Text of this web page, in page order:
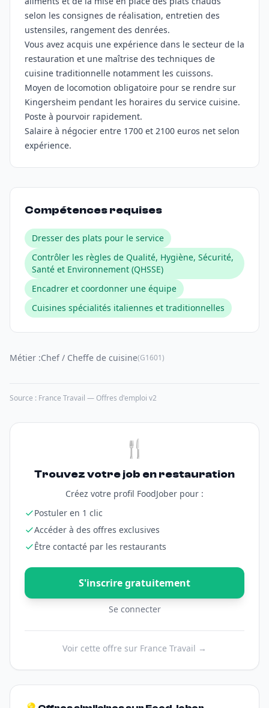
selon les consignes de réalisation, entretien des
ustensiles, rangement des denrées.
Vous avez acquis une expérience dans le secteur de la
restauration et une maîtrise des techniques de
cuisine traditionnelle notamment les cuissons.
Moyen de locomotion obligatoire pour se rendre sur
Kingersheim pendant les horaires du service cuisine.
Poste à pourvoir rapidement.
Salaire à négocier entre 1700 et 2100 euros net selon
expérience.
Compétences requises
Dresser des plats pour le service
Contrôler les règles de Qualité, Hygiène, Sécurité,
Santé et Environnement (QHSSE)
Encadrer et coordonner une équipe
Cuisines spécialités italiennes et traditionnelles
Métier :Chef / Cheffe de cuisine(G1601)
Source : France Travail — Offres d'emploi v2
🍴
Trouvez votre job en restauration
Créez votre profil FoodJober pour :
Postuler en 1 clic
Accéder à des offres exclusives
Être contacté par les restaurants
S'inscrire gratuitement
Se connecter
Voir cette offre sur France Travail →